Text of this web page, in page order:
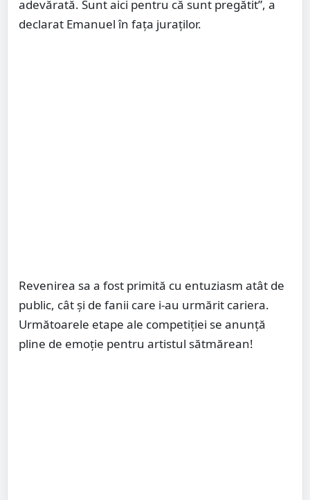
adevărată. Sunt aici pentru că sunt pregătit”, a
declarat Emanuel în fața juraților.
Revenirea sa a fost primită cu entuziasm atât de
public, cât și de fanii care i-au urmărit cariera.
Următoarele etape ale competiției se anunță
pline de emoție pentru artistul sătmărean!